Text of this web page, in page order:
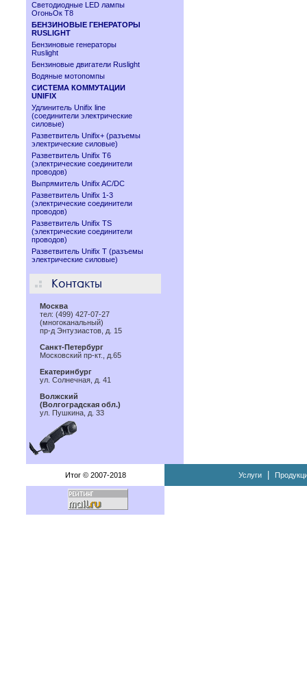
Cветодиодные LED лампы
ОгоньОк Т8
БЕНЗИНОВЫЕ ГЕНЕРАТОРЫ
RUSLIGHT
Бензиновые генераторы
Ruslight
Бензиновые двигатели Ruslight
Водяные мотопомпы
СИСТЕМА КОММУТАЦИИ
UNIFIX
Удлинитель Unifix line
(соединители электрические
силовые)
Разветвитель Unifix+ (разъемы
электрические силовые)
Разветвитель Unifix T6
(электрические соединители
проводов)
Выпрямитель Unifix AC/DC
Разветвитель Unifix 1-3
(электрические соединители
проводов)
Разветвитель Unifix TS
(электрические соединители
проводов)
Разветвитель Unifix T (разъемы
электрические силовые)
Москва
тел: (499) 427-07-27
(многоканальный)
пр-д Энтузиастов, д. 15
Санкт-Петербург
Московский пр-кт., д.65
Екатеринбург
ул. Солнечная, д. 41
Волжский
(Волгоградская обл.)
ул. Пушкина, д. 33
Итог © 2007-2018 Услуги